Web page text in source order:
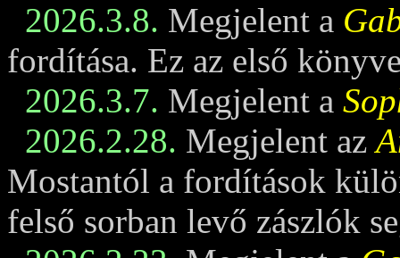
2026.3.8. Megjelent a
fordítása. Ez az első
2026.3.7. Megjelent a
2026.2.28. Megjelent az
Mostantól a fordítások
felső sorban levő zászlók